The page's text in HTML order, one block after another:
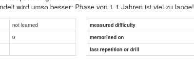
wird umso besser; Phase von 1,1 Jahren ist viel zu lange!
zu gehen
not learned measured difficulty
0 memorised on
last repetition or drill